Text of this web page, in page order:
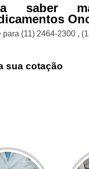
saber
para (11) 2464-2300 ,
sua cotação